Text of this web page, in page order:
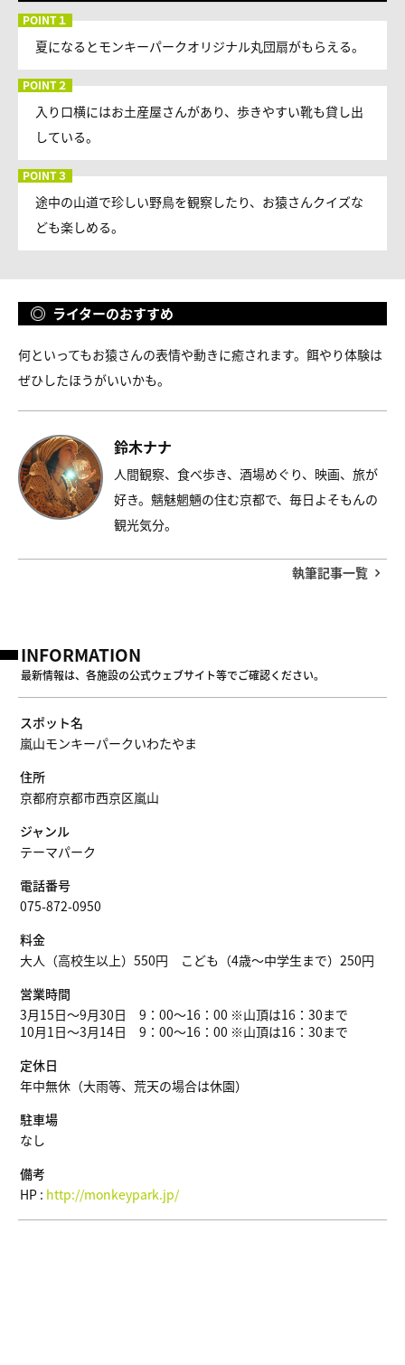
夏になるとモンキーパークオリジナル丸団扇がもらえる。
入り口横にはお土産屋さんがあり、歩きやすい靴も貸し出
している。
途中の山道で珍しい野鳥を観察したり、お猿さんクイズな
ども楽しめる。
ライターのおすすめ
何といってもお猿さんの表情や動きに癒されます。餌やり体験は
ぜひしたほうがいいかも。
鈴木ナナ
人間観察、食べ歩き、酒場めぐり、映画、旅が
好き。魑魅魍魎の住む京都で、毎日よそもんの
観光気分。
執筆記事一覧
INFORMATION
最新情報は、各施設の公式ウェブサイト等でご確認ください。
スポット名
嵐山モンキーパークいわたやま
住所
京都府京都市西京区嵐山
ジャンル
テーマパーク
電話番号
075-872-0950
料金
大人（高校生以上）550円 こども（4歳〜中学生まで）250円
営業時間
3月15日～9月30日 9：00～16：00 ※山頂は16：30まで
10月1日～3月14日 9：00～16：00 ※山頂は16：30まで
定休日
年中無休（大雨等、荒天の場合は休園）
駐車場
なし
備考
HP : http://monkeypark.jp/